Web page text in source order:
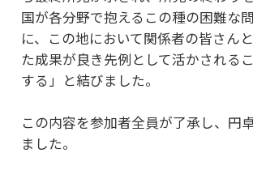
国が各分野で抱えるこの種の困難な
に、この地において関係者の皆さん
た成果が良き先例として活かされる
する」と結びました。
この内容を参加者全員が了承し、円
ました。